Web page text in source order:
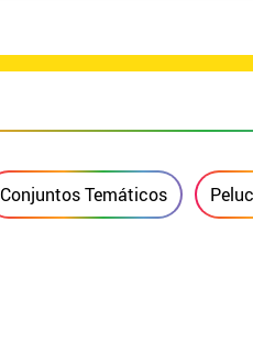
Conjuntos Temáticos